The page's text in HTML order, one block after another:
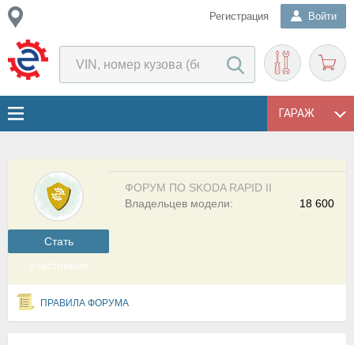
Регистрация Войти
ГАРАЖ
Cтать
участником
ФОРУМ ПО SKODA RAPID II
18 600
Владельцев модели:
ПРАВИЛА ФОРУМА